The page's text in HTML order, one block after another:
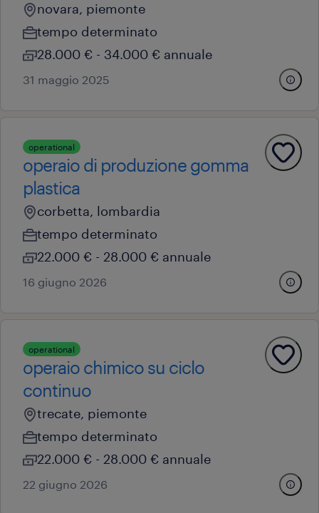
novara, piemonte
tempo determinato
28.000 € - 34.000 € annuale
31 maggio 2025
operational
operaio di produzione gomma
plastica
corbetta, lombardia
tempo determinato
22.000 € - 28.000 € annuale
16 giugno 2026
operational
operaio chimico su ciclo
continuo
trecate, piemonte
tempo determinato
22.000 € - 28.000 € annuale
22 giugno 2026